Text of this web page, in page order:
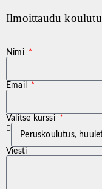
Ilmoittaudu
Nimi
Email
Valitse kurssi
Viesti